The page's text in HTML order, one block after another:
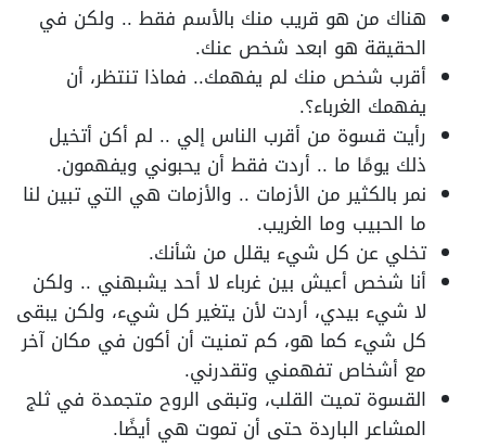
هناك من هو قريب منك بالأسم فقط .. ولكن في
الحقيقة هو ابعد شخص عنك.
أقرب شخص منك لم يفهمك.. فماذا تنتظر، أن
يفهمك الغرباء؟.
رأيت قسوة من أقرب الناس إلي .. لم أكن أتخيل
ذلك يومًا ما .. أردت فقط أن يحبوني ويفهمون.
نمر بالكثير من الأزمات .. والأزمات هي التي تبين لنا
ما الحبيب وما الغريب.
تخلي عن كل شيء يقلل من شأنك.
أنا شخص أعيش بين غرباء لا أحد يشبهني .. ولكن
لا شيء بيدي، أردت لأن يتغير كل شيء، ولكن يبقى
كل شيء كما هو، كم تمنيت أن أكون في مكان آخر
مع أشخاص تفهمني وتقدرني.
القسوة تميت القلب، وتبقى الروح متجمدة في ثلج
المشاعر الباردة حتى أن تموت هي أيضًا.